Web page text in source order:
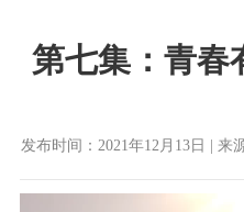
第七集：青春
发布时间：2021年12月13日 | 来